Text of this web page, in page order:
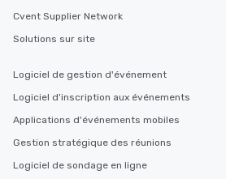
Cvent Supplier Network
Solutions sur site
Logiciel de gestion d'événement
Logiciel d'inscription aux événements
Applications d'événements mobiles
Gestion stratégique des réunions
Logiciel de sondage en ligne